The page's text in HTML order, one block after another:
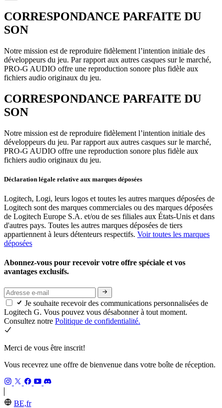
CORRESPONDANCE PARFAITE DU
SON
Notre mission est de reproduire fidèlement l’intention initiale des
développeurs du jeu. Par rapport aux autres casques sur le marché,
PRO-G AUDIO offre une reproduction sonore plus fidèle aux
fichiers audio originaux du jeu.
CORRESPONDANCE PARFAITE DU
SON
Notre mission est de reproduire fidèlement l’intention initiale des
développeurs du jeu. Par rapport aux autres casques sur le marché,
PRO-G AUDIO offre une reproduction sonore plus fidèle aux
fichiers audio originaux du jeu.
Déclaration légale relative aux marques déposées
Logitech, Logi, leurs logos et toutes les autres marques déposées de
Logitech sont des marques commerciales ou des marques déposées
de Logitech Europe S.A. et/ou de ses filiales aux États-Unis et dans
d'autres pays. Toutes les autres marques déposées de tiers
appartiennent à leurs détenteurs respectifs. Voir toutes les marques
déposées
Abonnez-vous pour recevoir votre offre spéciale et vos
avantages exclusifs.
Je souhaite recevoir des communications personnalisées de
Logitech G. Vous pouvez vous désabonner à tout moment.
Consultez notre Politique de confidentialité.
Merci de vous être inscrit!
Vous recevrez une offre de bienvenue dans votre boîte de réception.
BE,fr